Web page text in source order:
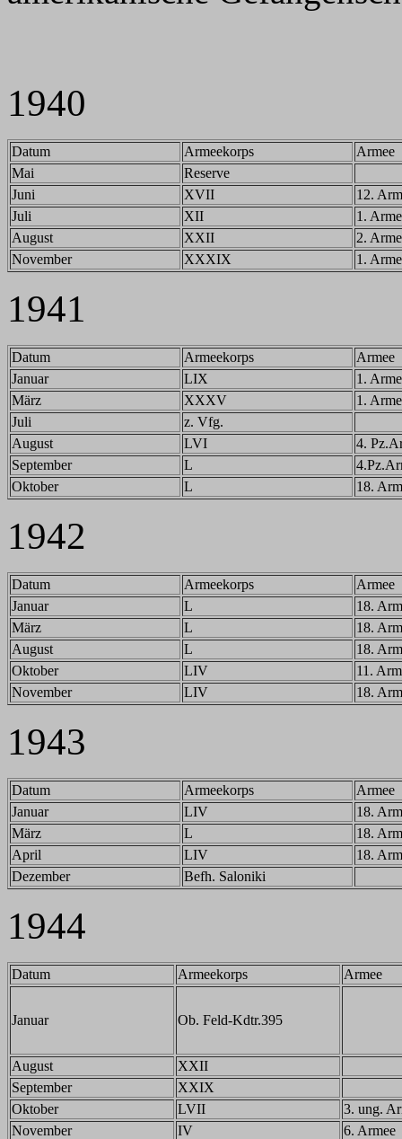
1940
Datum Armeekorps
Armee
Mai
Reserve
Juni
XVII
12.
Juli
XII
1.
August
XXII
2.
November
XXXIX 1.
1941
Datum Armeekorps
Armee
Januar
LIX
1.
März
XXXV
1.
Juli
z. Vfg.
August
LVI
4.
September
L
Oktober
L 18.
1942
Datum Armeekorps
Armee
Januar
L
18.
März
L
18.
August
L
18.
Oktober
LIV
11.
November
LIV 18.
1943
Datum Armeekorps
Armee
Januar
LIV
18.
März
L
18.
April
LIV
18.
Dezember
Befh. Saloniki
1944
Datum Armeekorps Armee
Januar Ob. Feld-Kdtr.395
August
XXII
September
XXIX
Oktober
LVII
3. ung.
November
IV
6. Armee